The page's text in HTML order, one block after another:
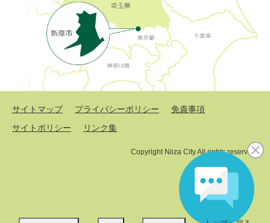
サイトマップ プライバシーポリシー
免責事項
サイトポリシー
リンク集
Copyright Niiza City All rights reserved.